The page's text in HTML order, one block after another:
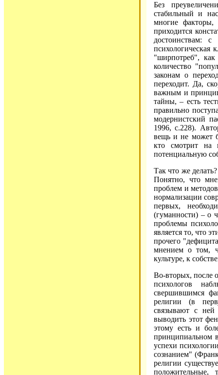
Без
стабильный и
многие
приходится
достоинствам:
психологическая
"ширпотреб", как
количество
законам о
переходит. Да,
важным и
тайны, – есть
правильно
модернистский
1996, с.228).
вещь и не может
кто смотрит на
потенциальную
Так что же
Понятно, что
проблем и
нормализации
первых,
(гуманности) – о
проблемы
является то, что
прочего
мнением о том,
культуре, к
Во-вторых, после
психологов
свершившимся
религии (в
связывают с
выводить этот
этому есть и
принципиальном
успехи
сознанием"
религии